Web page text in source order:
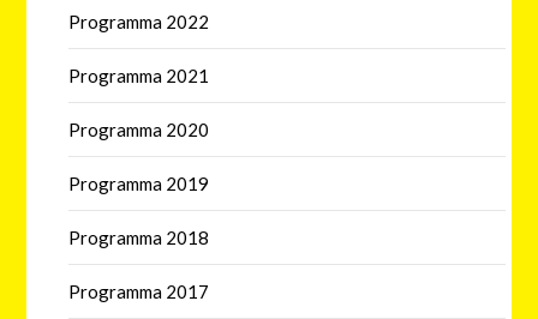
Programma 2022
Programma 2021
Programma 2020
Programma 2019
Programma 2018
Programma 2017